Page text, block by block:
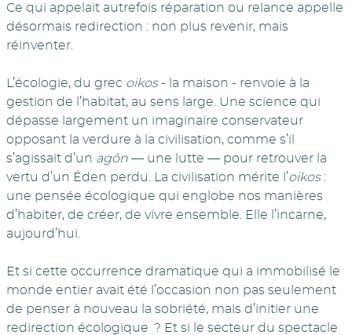
Ce qui appelait autrefois réparation ou relance appelle
désormais redirection : non plus revenir, mais
réinventer.
L’écologie, du grec oikos- la maison - renvoie à la
gestion de l’habitat, au sens large. Une science qui
dépasse largement un imaginaire conservateur
opposant la verdure à la civilisation, comme s’il
s’agissait d’un agôn — une lutte — pour retrouver la
vertu d’un Éden perdu. La civilisation mérite l’oikos:
une pensée écologique qui englobe nos manières
d’habiter, de créer, de vivre ensemble. Elle l’incarne,
aujourd’hui.
Et si cette occurrence dramatique qui a immobilisé le
monde entier avait été l’occasion non pas seulement
de penser à nouveau la sobriété, mais d’initier une
redirection écologique ? Et si le secteur du spectacle